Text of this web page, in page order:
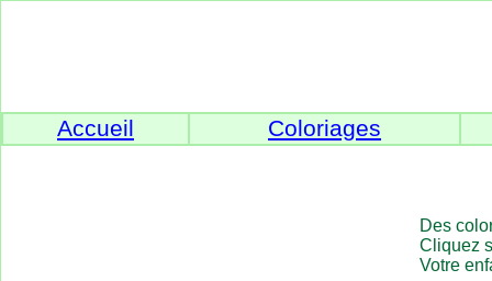
Accueil Coloriages
Des
Cliquez
Votre